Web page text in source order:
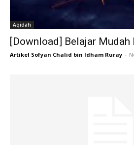
Aqidah
[Download] Belajar Mudah
Artikel Sofyan Chalid bin Idham Ruray -